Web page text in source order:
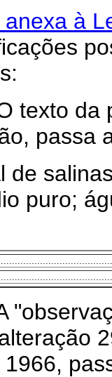
anexa à
da
passa
de
puro;